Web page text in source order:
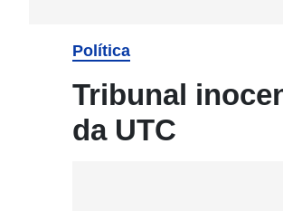
Política
Tribunal
da UTC